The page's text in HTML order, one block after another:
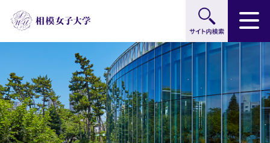
ー
バ
ル
ナ
ビ
へ
カ
ル
ナ
ビ
ゲ
タ
ー
へ